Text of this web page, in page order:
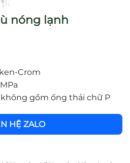
nóng lạnh
Crom
không gồm ống thải chữ P
HỆ ZALO